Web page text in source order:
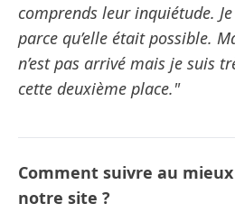
comprends leur inquiétude.
parce qu’elle était possible.
n’est pas arrivé mais je suis
cette deuxième place."
Comment suivre au
notre site ?